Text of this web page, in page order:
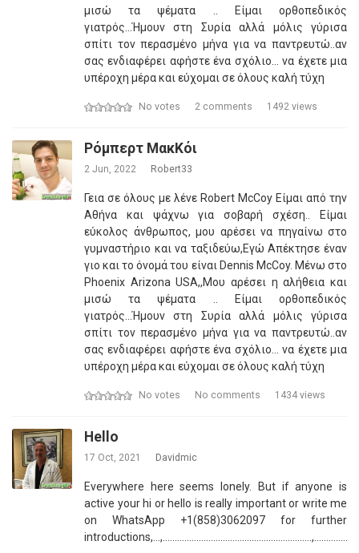
μισώ τα ψέματα .. Είμαι ορθοπεδικός
γιατρός...Ήμουν στη Συρία αλλά μόλις γύρισα
σπίτι τον περασμένο μήνα για να παντρευτώ..αν
σας ενδιαφέρει αφήστε ένα σχόλιο... να έχετε μια
υπέροχη μέρα και εύχομαι σε όλους καλή τύχη
No votes 2 comments 1492 views
Ρόμπερτ ΜακΚόι
2 Jun, 2022 Robert33
Γεια σε όλους με λένε Robert McCoy Είμαι από την
Αθήνα και ψάχνω για σοβαρή σχέση.. Είμαι
εύκολος άνθρωπος, μου αρέσει να πηγαίνω στο
γυμναστήριο και να ταξιδεύω,Εγώ Απέκτησε έναν
γιο και το όνομά του είναι Dennis McCoy. Μένω στο
Phoenix Arizona USA,,Μου αρέσει η αλήθεια και
μισώ τα ψέματα .. Είμαι ορθοπεδικός
γιατρός...Ήμουν στη Συρία αλλά μόλις γύρισα
σπίτι τον περασμένο μήνα για να παντρευτώ..αν
σας ενδιαφέρει αφήστε ένα σχόλιο... να έχετε μια
υπέροχη μέρα και εύχομαι σε όλους καλή τύχη
No votes No comments 1434 views
Hello
17 Oct, 2021 Davidmic
Everywhere here seems lonely. But if anyone is
active your hi or hello is really important or write me
on WhatsApp +1(858)3062097 for further